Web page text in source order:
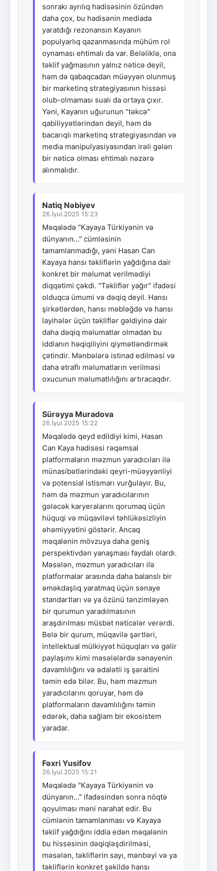
sonrakı ayrılıq hadisəsinin özündən
daha çox, bu hadisənin mediada
yaratdığı rezonansın Kayanın
populyarlıq qazanmasında mühüm rol
oynaması ehtimalı da var. Beləliklə, ona
təklif yağmasının yalnız nəticə deyil,
həm də qabaqcadan müəyyən olunmuş
bir marketinq strategiyasının hissəsi
olub-olmaması sualı da ortaya çıxır.
Yəni, Kayanın uğurunun "təkcə"
qabiliyyətlərindən deyil, həm də
bacarıqlı marketinq strategiyasından və
media manipulyasiyasından irəli gələn
bir nəticə olması ehtimalı nəzərə
alınmalıdır.
Natiq Nəbiyev
26.İyul.2025 15:23
Məqalədə "Kayaya Türkiyənin və
dünyanın..." cümləsinin
tamamlanmadığı, yəni Hasan Can
Kayaya hansı təkliflərin yağdığına dair
konkret bir məlumat verilmədiyi
diqqətimi çəkdi. "Təkliflər yağır" ifadəsi
olduqca ümumi və dəqiq deyil. Hansı
şirkətlərdən, hansı məbləğdə və hansı
layihələr üçün təkliflər gəldiyinə dair
daha dəqiq məlumatlar olmadan bu
iddianın həqiqiliyini qiymətləndirmək
çətindir. Mənbələrə istinad edilməsi və
daha ətraflı məlumatların verilməsi
oxucunun məlumatlılığını artıracaqdır.
Sürəyya Muradova
26.İyul.2025 15:22
Məqalədə qeyd edildiyi kimi, Hasan
Can Kaya hadisəsi rəqəmsal
platformaların məzmun yaradıcıları ilə
münasibətlərindəki qeyri-müəyyənliyi
və potensial istismarı vurğulayır. Bu,
həm də məzmun yaradıcılarının
gələcək karyeralarını qorumaq üçün
hüquqi və müqaviləvi təhlükəsizliyin
əhəmiyyətini göstərir. Ancaq
məqalənin mövzuya daha geniş
perspektivdən yanaşması faydalı olardı.
Məsələn, məzmun yaradıcıları ilə
platformalar arasında daha balanslı bir
əməkdaşlıq yaratmaq üçün sənaye
standartları və ya özünü tənzimləyən
bir qurumun yaradılmasının
araşdırılması müsbət nəticələr verərdi.
Belə bir qurum, müqavilə şərtləri,
intellektual mülkiyyət hüquqları və gəlir
paylaşımı kimi məsələlərdə sənayenin
davamlılığını və ədalətli iş şəraitini
təmin edə bilər. Bu, həm məzmun
yaradıcılarını qoruyar, həm də
platformaların davamlılığını təmin
edərək, daha sağlam bir ekosistem
yaradar.
Fəxri Yusifov
26.İyul.2025 15:21
Məqalədə "Kayaya Türkiyənin və
dünyanın..." ifadəsindən sonra nöqtə
qoyulması məni narahat edir. Bu
cümlənin tamamlanması və Kayaya
təklif yağdığını iddia edən məqalənin
bu hissəsinin dəqiqləşdirilməsi,
məsələn, təkliflərin sayı, mənbəyi və ya
təkliflərin konkret şəkildə hansı